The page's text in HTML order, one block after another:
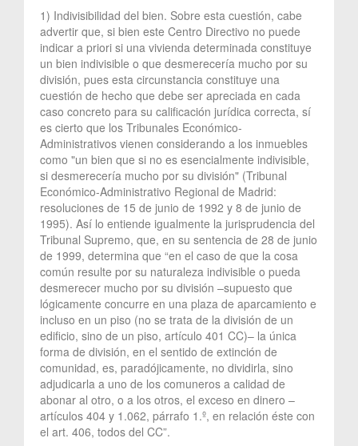
1) Indivisibilidad del bien. Sobre esta cuestión, cabe
advertir que, si bien este Centro Directivo no puede
indicar a priori si una vivienda determinada constituye
un bien indivisible o que desmerecería mucho por su
división, pues esta circunstancia constituye una
cuestión de hecho que debe ser apreciada en cada
caso concreto para su calificación jurídica correcta, sí
es cierto que los Tribunales Económico-
Administrativos vienen considerando a los inmuebles
como "un bien que si no es esencialmente indivisible,
si desmerecería mucho por su división" (Tribunal
Económico-Administrativo Regional de Madrid:
resoluciones de 15 de junio de 1992 y 8 de junio de
1995). Así lo entiende igualmente la jurisprudencia del
Tribunal Supremo, que, en su sentencia de 28 de junio
de 1999, determina que “en el caso de que la cosa
común resulte por su naturaleza indivisible o pueda
desmerecer mucho por su división –supuesto que
lógicamente concurre en una plaza de aparcamiento e
incluso en un piso (no se trata de la división de un
edificio, sino de un piso, artículo 401 CC)– la única
forma de división, en el sentido de extinción de
comunidad, es, paradójicamente, no dividirla, sino
adjudicarla a uno de los comuneros a calidad de
abonar al otro, o a los otros, el exceso en dinero –
artículos 404 y 1.062, párrafo 1.º, en relación éste con
el art. 406, todos del CC”.